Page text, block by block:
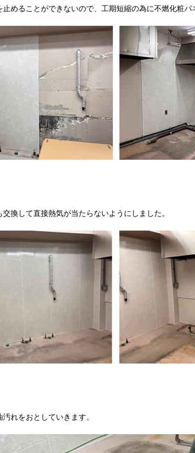
止めることができないので、工期短縮の為に不燃化粧
換して直接熱気が当たらないようにしました。
れをおとしていきます。